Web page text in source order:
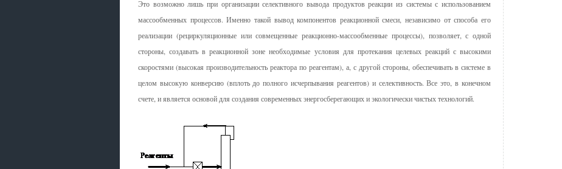
Это возможно лишь при организации селективного вывода продуктов реакции из системы с использованием
массообменных процессов. Именно такой вывод компонентов реакционной смеси, независимо от способа его
реализации (рециркуляционные или совмещенные реакционно-массообменные процессы), позволяет, с одной
стороны, создавать в реакционной зоне необходимые условия для протекания целевых реакций с высокими
скоростями (высокая производительность реактора по реагентам), а, с другой стороны, обеспечивать в системе в
целом высокую конверсию (вплоть до полного исчерпывания реагентов) и селективность. Все это, в конечном
счете, и является основой для создания современных энергосберегающих и экологически чистых технологий.